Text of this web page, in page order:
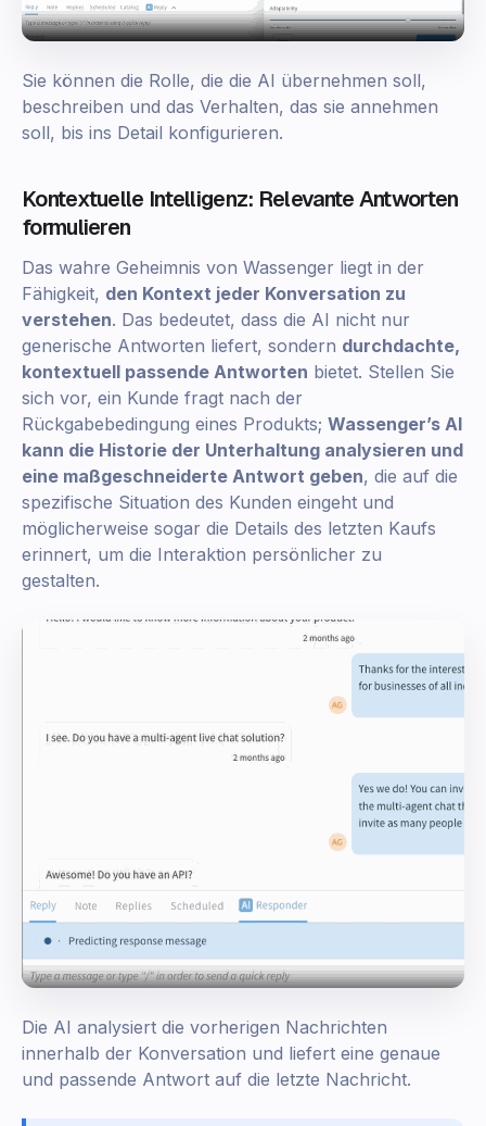
Sie können die Rolle, die die AI übernehmen soll,
beschreiben und das Verhalten, das sie annehmen
soll, bis ins Detail konfigurieren.
Kontextuelle Intelligenz: Relevante Antworten
formulieren
Das wahre Geheimnis von Wassenger liegt in der
Fähigkeit, den Kontext jeder Konversation zu
verstehen. Das bedeutet, dass die AI nicht nur
generische Antworten liefert, sondern durchdachte,
kontextuell passende Antworten bietet. Stellen Sie
sich vor, ein Kunde fragt nach der
Rückgabebedingung eines Produkts; Wassenger’s AI
kann die Historie der Unterhaltung analysieren und
eine maßgeschneiderte Antwort geben, die auf die
spezifische Situation des Kunden eingeht und
möglicherweise sogar die Details des letzten Kaufs
erinnert, um die Interaktion persönlicher zu
gestalten.
Die AI analysiert die vorherigen Nachrichten
innerhalb der Konversation und liefert eine genaue
und passende Antwort auf die letzte Nachricht.